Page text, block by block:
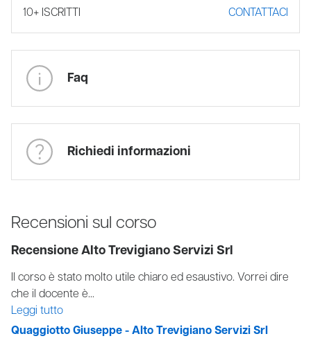
10+ ISCRITTI CONTATTACI
Faq
Richiedi informazioni
Recensioni sul corso
Recensione Alto Trevigiano Servizi Srl
Corso utile, Il docente formato e molto preparato
spiegando molto bene con esempi semplici e...
Leggi tutto
Rusconi Luca - Alto Trevigiano Servizi Srl